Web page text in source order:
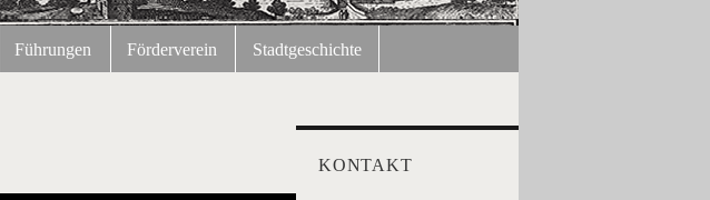
Führungen Förderverein Stadtgeschichte
KONTAKT